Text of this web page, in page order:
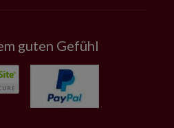
guten Gefühl